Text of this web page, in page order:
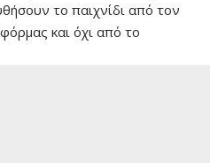
το παιχνίδι από τον
και όχι από το